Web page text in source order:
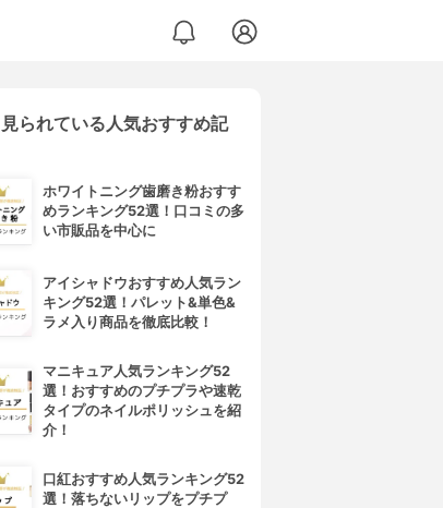
られている人気おすすめ記
ホワイトニング歯磨き粉おすす
めランキング52選！口コミの多
い市販品を中心に
アイシャドウおすすめ人気ラン
キング52選！パレット&単色&
ラメ入り商品を徹底比較！
マニキュア人気ランキング52
選！おすすめのプチプラや速乾
タイプのネイルポリッシュを紹
介！
口紅おすすめ人気ランキング52
選！落ちないリップをプチプ